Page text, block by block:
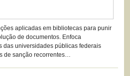
aplicadas em bibliotecas para punir
de documentos. Enfoca
das universidades públicas federais
de sanção recorrentes…